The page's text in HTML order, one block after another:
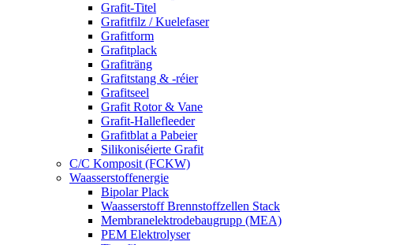
Grafit-Titel
Grafitfilz / Kuelefaser
Grafitform
Grafitplack
Grafiträng
Grafitstang & -réier
Grafitseel
Grafit Rotor & Vane
Grafit-Hallefleeder
Grafitblat a Pabeier
Silikoniséierte Grafit
C/C Komposit (FCKW)
Waasserstoffenergie
Bipolar Plack
Waasserstoff Brennstoffzellen Stack
Membranelektrodebaugrupp (MEA)
PEM Elektrolyser